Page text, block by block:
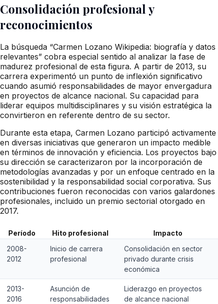
Consolidación profesional y
reconocimientos
La búsqueda “Carmen Lozano Wikipedia: biografía y datos
relevantes” cobra especial sentido al analizar la fase de
madurez profesional de esta figura. A partir de 2013, su
carrera experimentó un punto de inflexión significativo
cuando asumió responsabilidades de mayor envergadura
en proyectos de alcance nacional. Su capacidad para
liderar equipos multidisciplinares y su visión estratégica la
convirtieron en referente dentro de su sector.
Durante esta etapa, Carmen Lozano participó activamente
en diversas iniciativas que generaron un impacto medible
en términos de innovación y eficiencia. Los proyectos bajo
su dirección se caracterizaron por la incorporación de
metodologías avanzadas y por un enfoque centrado en la
sostenibilidad y la responsabilidad social corporativa. Sus
contribuciones fueron reconocidas con varios galardones
profesionales, incluido un premio sectorial otorgado en
2017.
Período Hito profesional
Impacto
2008-
2012
Inicio de carrera
profesional
Consolidación en sector
privado durante crisis
económica
2013-
2016
Asunción de
responsabilidades
Liderazgo en proyectos
de alcance nacional